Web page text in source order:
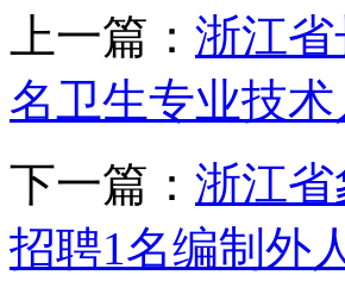
上一篇： 浙江省
名卫生专业技
下一篇： 浙江省
招聘1名编制外